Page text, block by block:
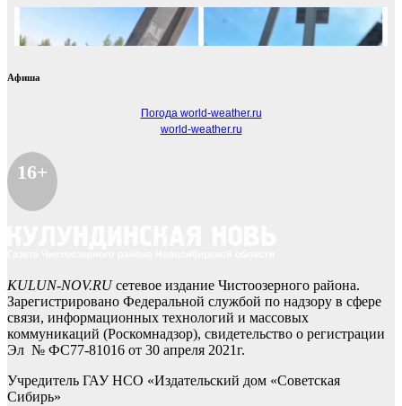
Афиша
Погода world-weather.ru
world-weather.ru
16+
KULUN-NOV.RUсетевое издание Чистоозерного района.
Зарегистрировано Федеральной службой по надзору в сфере
связи, информационных технологий и массовых
коммуникаций (Роскомнадзор), свидетельство о регистрации
Эл № ФС77-81016 от 30 апреля 2021г.
Учредитель ГАУ НСО «Издательский дом «Советская
Сибирь»